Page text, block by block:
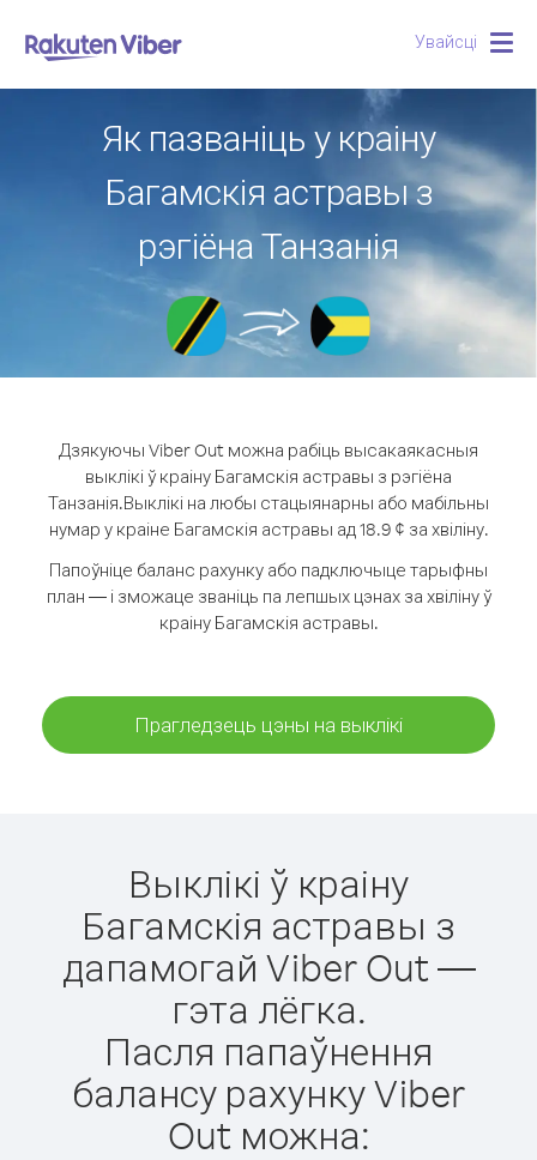
Увайсці
Як пазваніць у краіну
Багамскія астравы з
рэгіёна Танзанія
Дзякуючы Viber Out можна рабіць высакаякасныя
выклікі ў краіну Багамскія астравы з рэгіёна
Танзанія.Выклікі на любы стацыянарны або мабільны
нумар у краіне Багамскія астравы ад 18.9 ¢ за хвіліну.
Папоўніце баланс рахунку або падключыце тарыфны
план — і зможаце званіць па лепшых цэнах за хвіліну ў
краіну Багамскія астравы.
Прагледзець цэны на выклікі
Выклікі ў краіну
Багамскія астравы з
дапамогай Viber Out —
гэта лёгка.
Пасля папаўнення
балансу рахунку Viber
Out можна: